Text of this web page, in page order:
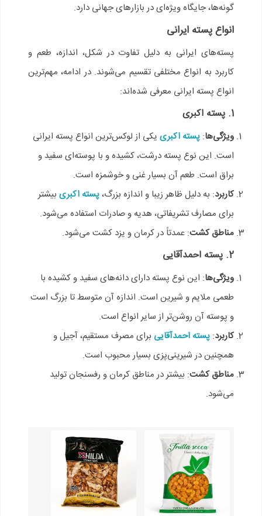
گونه‌ها، جایگاه ویژه‌ای در بازارهای جهانی دارد.
انواع پسته ایرانی
پسته‌های ایرانی به دلیل تفاوت در شکل، اندازه، طعم و
کاربرد به انواع مختلفی تقسیم می‌شوند. در ادامه، مهم‌ترین
انواع پسته ایرانی معرفی شده‌اند:
1. پسته اکبری
ویژگی‌ها: پسته اکبری یکی از لوکس‌ترین انواع پسته ایرانی
است. این نوع پسته درشت، کشیده و با پوسته‌ای سفید و
براق است. طعم آن بسیار غنی و خوشمزه است.
کاربرد: به دلیل ظاهر زیبا و اندازه بزرگ،پسته اکبری بیشتر
برای مصارف تشریفاتی، هدیه و صادرات استفاده می‌شود.
مناطق کشت: عمدتاً در کرمان و یزد کشت می‌شود.
2. پسته احمدآقایی
ویژگی‌ها: این نوع پسته دارای دانه‌های سفید و کشیده با
طعمی ملایم و شیرین است. اندازه آن متوسط تا بزرگ است
و پوسته آن روشن‌تر از سایر انواع است.
کاربرد: پسته احمدآقایی برای مصرف مستقیم، آجیل و
همچنین در شیرینی‌پزی بسیار محبوب است.
مناطق کشت: بیشتر در مناطق کرمان و رفسنجان تولید
می‌شود.